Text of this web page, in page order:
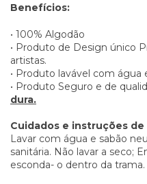
Benefícios:
• 100% Algodão
• Produto de Design único
artistas.
• Produto lavável com água
• Produto Seguro e de
dura.
Cuidados e instruções de
Lavar com água e sabão
sanitária. Não lavar a seco;
esconda- o dentro da